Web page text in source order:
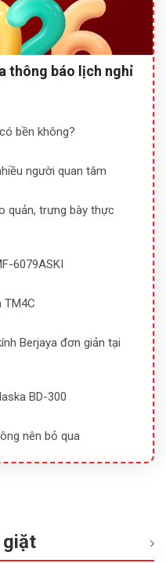
thông báo lịch nghỉ
bền không?
người quan tâm
quản, trưng bày thực
6079ASKI
TM4C
Berjaya đơn giản tại
BD-300
nên bỏ qua
giặt